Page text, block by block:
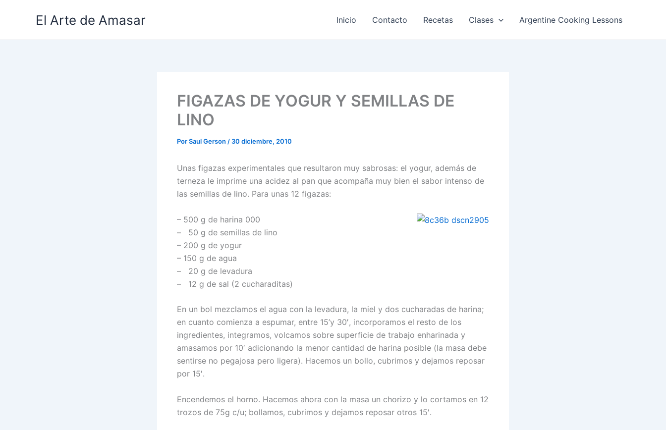
El Arte de Amasar Inicio Contacto Recetas Clases Argentine Cooking Lessons
FIGAZAS DE YOGUR Y SEMILLAS DE
LINO
PorSaul Gerson / 30 diciembre, 2010
Unas figazas experimentales que resultaron muy sabrosas: el yogur, además de
terneza le imprime una acidez al pan que acompaña muy bien el sabor intenso de
las semillas de lino. Para unas 12 figazas:
– 500 g de harina 000
– 50 g de semillas de lino
– 200 g de yogur
– 150 g de agua
– 20 g de levadura
– 12 g de sal (2 cucharaditas)
En un bol mezclamos el agua con la levadura, la miel y dos cucharadas de harina;
en cuanto comienza a espumar, entre 15’y 30′, incorporamos el resto de los
ingredientes, integramos, volcamos sobre superficie de trabajo enharinada y
amasamos por 10′ adicionando la menor cantidad de harina posible (la masa debe
sentirse no pegajosa pero ligera). Hacemos un bollo, cubrimos y dejamos reposar
por 15′.
Encendemos el horno. Hacemos ahora con la masa un chorizo y lo cortamos en 12
trozos de 75g c/u; bollamos, cubrimos y dejamos reposar otros 15′.